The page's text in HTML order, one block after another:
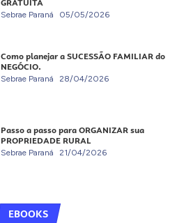
GRATUITA
Sebrae Paraná 05/05/2026
Como planejar a SUCESSÃO FAMILIAR do
NEGÓCIO.
Sebrae Paraná 28/04/2026
Passo a passo para ORGANIZAR sua
PROPRIEDADE RURAL
Sebrae Paraná 21/04/2026
EBOOKS